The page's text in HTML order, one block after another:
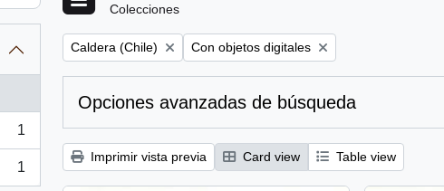
1
1
Colecciones
Remove filter:
Caldera (Chile) Remove filter:
Con objetos digitales
Opciones avanzadas de búsqueda
Imprimir vista previa Card view Table view